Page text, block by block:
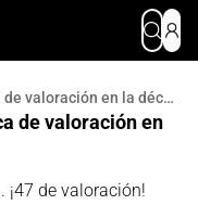
Histórico Musa: ¡4ª mejor marca de valoración en la década!
de valoración en
¡47 de valoración!